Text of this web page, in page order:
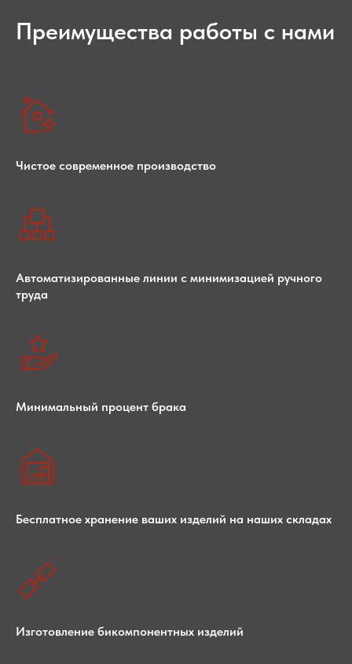
Преимущества работы с нами
Чистое современное производство
Автоматизированные линии с минимизацией ручного
труда
Минимальный процент брака
Бесплатное хранение ваших изделий на наших складах
Изготовление бикомпонентных изделий